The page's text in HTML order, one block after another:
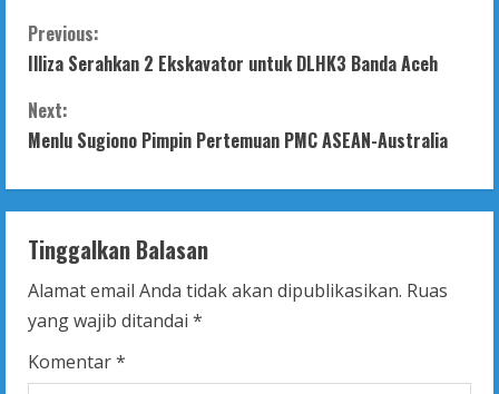
C
o
n
t
i
n
u
e
Previous:
Illiza Serahkan 2 Ekskavator untuk DLHK3 Banda Aceh
Next:
Menlu Sugiono Pimpin Pertemuan PMC ASEAN-Australia
Tinggalkan Balasan
Alamat email Anda tidak akan dipublikasikan. Ruas
yang wajib ditandai *
Komentar*